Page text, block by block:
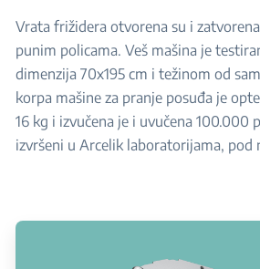
Vrata frižidera otvorena su i
punim policama. Veš mašina je
dimenzija 70x195 cm i težinom od
korpa mašine za pranje posuđa je
16 kg i izvučena je i uvučena 100.000
izvršeni u Arcelik laboratorijama, pod